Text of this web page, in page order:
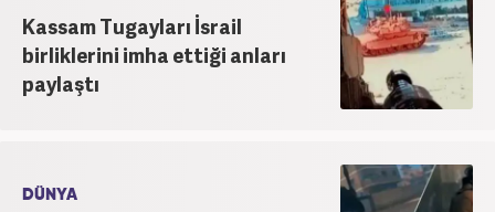
Kassam Tugayları İsrail
birliklerini imha ettiği anları
paylaştı
DÜNYA